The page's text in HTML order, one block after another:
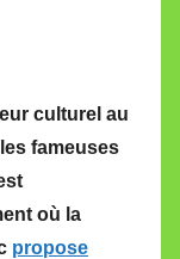
culturel au
fameuses
où la
propose